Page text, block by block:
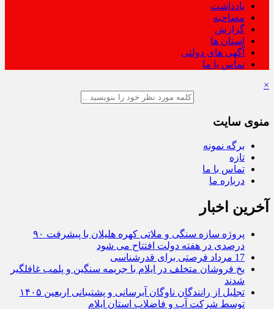
یادداشت
مصاحبه
گزارش
استان ها
آگهی های دولتی
تماس با ما
×
منوی سایت
برگه نمونه
تازه
تماس با ما
درباره ما
آخرین اخبار
پروژه سازه سنگی و ملاتی کهره هلیلان با پیشرفت ۹۰
درصدی در هفته دولت افتتاح می شود
17 مرداد فرصتی برای قدرشناسی
یخ‌ فروشان متخلف در ایلام با جریمه سنگین و پلمب غافلگیر
شدند
تجلیل از رانندگان ناوگان آبرسانی و پشتیبانی اربعین ۱۴۰۵
توسط شرکت آب و فاضلاب استان ایلام